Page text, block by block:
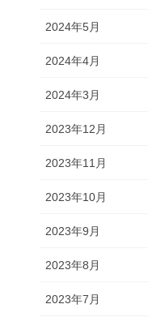
2024年5月
2024年4月
2024年3月
2023年12月
2023年11月
2023年10月
2023年9月
2023年8月
2023年7月